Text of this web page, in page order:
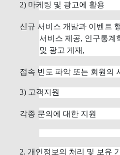
2) 마케팅 및 광고에 활용
신규 서비스 개발과 이벤트
서비스 제공, 인구통계
및 광고 게재,
접속 빈도 파악 또는 회원의
3) 고객지원
각종 문의에 대한 지원
2. 개인정보의 처리 및 보유